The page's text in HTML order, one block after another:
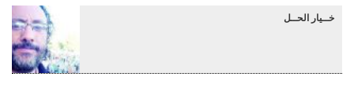
خــيار الحــل